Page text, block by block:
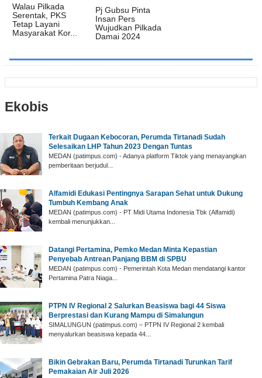
Walau Pilkada
Serentak, PKS
Tetap Layani
Masyarakat Kor...
Pj Gubsu Pinta
Insan Pers
Wujudkan Pilkada
Damai 2024
Ekobis
Terkait Dugaan Kebocoran, Perumda Tirtanadi Sudah
Selesaikan LHP Tahun 2023 Dengan Tuntas
MEDAN (patimpus.com) - Adanya platform Tiktok yang menayangkan
pemberitaan berjudul...
Alfamidi Edukasi Pentingnya Sarapan Sehat untuk Dukung
Tumbuh Kembang Anak
MEDAN (patimpus.com) - PT Midi Utama Indonesia Tbk (Alfamidi)
kembali menunjukkan...
Datangi Pertamina, Pemko Medan Minta Kepastian
Penyebab Antrean Panjang BBM di SPBU
MEDAN (patimpus.com) - Pemerintah Kota Medan mendatangi kantor
Pertamina Patra Niaga...
PTPN IV Regional 2 Salurkan Beasiswa bagi 44 Siswa
Berprestasi dan Kurang Mampu di Simalungun
SIMALUNGUN (patimpus.com) – PTPN IV Regional 2 kembali
menyalurkan beasiswa kepada 44...
Bikin Gebrakan Baru, Perumda Tirtanadi Turunkan Tarif
Pemakaian Air Juli 2026